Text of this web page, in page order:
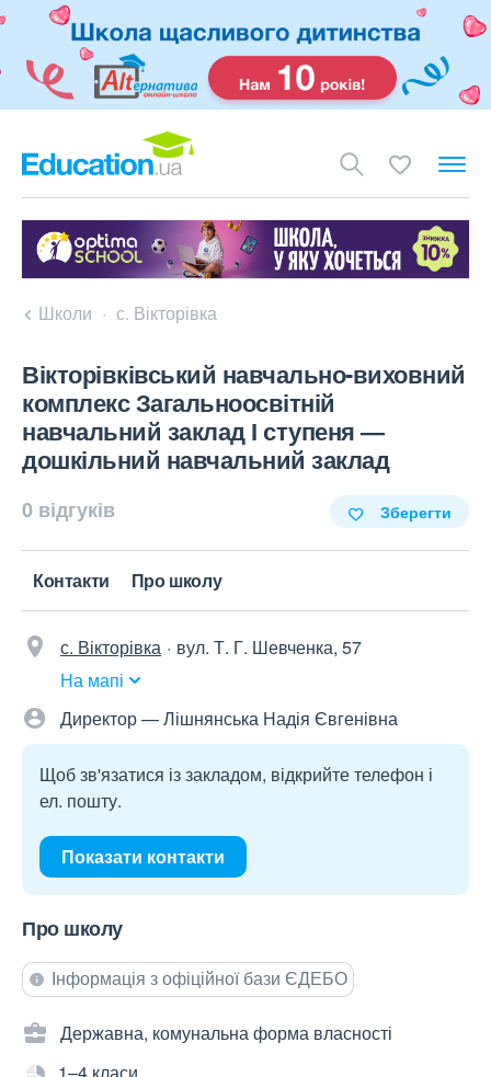
Школи с. Вікторівка
Вікторівківський навчально-виховний
комплекс Загальноосвітній
навчальний заклад І ступеня —
дошкільний навчальний заклад
0 відгуків Зберегти
Контакти Про школу
с. Вікторівка
вул. Т. Г. Шевченка, 57
На мапі
Директор — Лішнянська Надія Євгенівна
Щоб зв'язатися із закладом, відкрийте телефон і
ел. пошту.
Показати контакти
Про школу
Інформація з офіційної бази ЄДЕБО
Державна, комунальна форма власності